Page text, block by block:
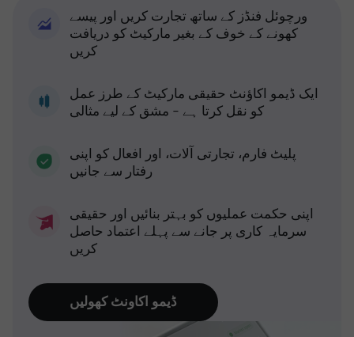
ورچوئل فنڈز کے ساتھ تجارت کریں اور پیسے
کھونے کے خوف کے بغیر مارکیٹ کو دریافت
کریں
ایک ڈیمو اکاؤنٹ حقیقی مارکیٹ کے طرز عمل
کو نقل کرتا ہے - مشق کے لیے مثالی
پلیٹ فارم، تجارتی آلات، اور افعال کو اپنی
رفتار سے جانیں
اپنی حکمت عملیوں کو بہتر بنائیں اور حقیقی
سرمایہ کاری پر جانے سے پہلے اعتماد حاصل
کریں
ڈیمو اکاونٹ کھولیں